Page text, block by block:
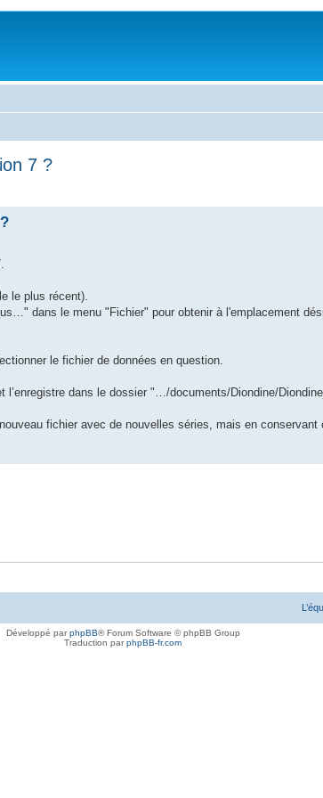
7 ?
le plus récent).
dans le menu "Fichier" pour obtenir à l'emplacement
le fichier de données en question.
dans le dossier "…/documents/Diondine/
fichier avec de nouvelles séries, mais en conservant
Développé parphpBB® Forum Software © phpBB Group
Traduction parphpBB-fr.com